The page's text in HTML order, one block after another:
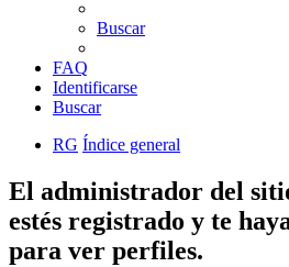
Buscar
FAQ
Identificarse
Buscar
RG Índice general
El administrador del
estés registrado y te
para ver perfiles.